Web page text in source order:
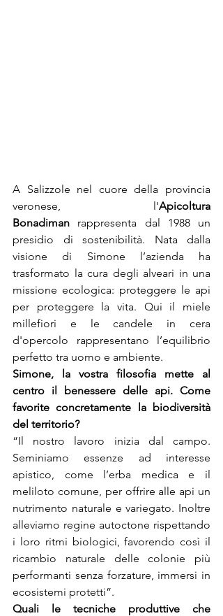
A Salizzole nel cuore della provincia
veronese, l'Apicoltura
Bonadiman rappresenta dal 1988 un
presidio di sostenibilità. Nata dalla
visione di Simone l’azienda ha
trasformato la cura degli alveari in una
missione ecologica: proteggere le api
per proteggere la vita. Qui il miele
millefiori e le candele in cera
d'opercolo rappresentano l’equilibrio
perfetto tra uomo e ambiente.
Simone, la vostra filosofia mette al
centro il benessere delle api. Come
favorite concretamente la biodiversità
del territorio?
“Il nostro lavoro inizia dal campo.
Seminiamo essenze ad interesse
apistico, come l’erba medica e il
meliloto comune, per offrire alle api un
nutrimento naturale e variegato. Inoltre
alleviamo regine autoctone rispettando
i loro ritmi biologici, favorendo così il
ricambio naturale delle colonie più
performanti senza forzature, immersi in
ecosistemi protetti”.
Quali le tecniche produttive che